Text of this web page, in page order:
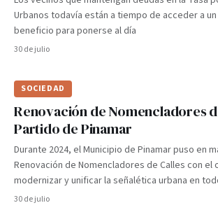
Urbanos todavía están a tiempo de acceder a
beneficio para ponerse al día
30 de julio
SOCIEDAD
Renovación de Nomencladores
Partido de Pinamar
Durante 2024, el Municipio de Pinamar puso en
Renovación de Nomencladores de Calles con el
modernizar y unificar la señalética urbana en
30 de julio